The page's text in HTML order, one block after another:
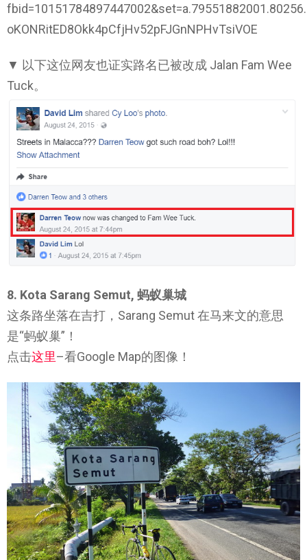
oKONRitED8Okk4pCfjHv52pFJGnNPHvTsiVOE
▼ 以下这位网友也证实路名已被改成 Jalan Fam Wee
Tuck。
8. Kota Sarang Semut, 蚂蚁巢城
这条路坐落在吉打，Sarang Semut 在马来文的意思
是“蚂蚁巢”！
点击这里–看Google Map的图像！